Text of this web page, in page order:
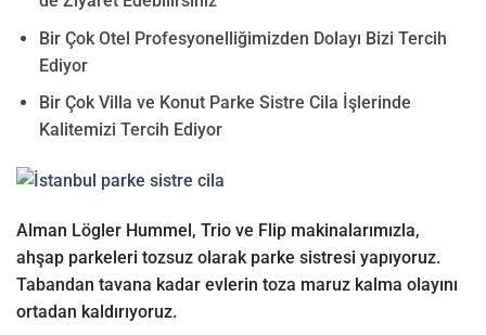
Bir Çok Otel Profesyonelliğimizden Dolayı Bizi Tercih
Ediyor
Bir Çok Villa ve Konut Parke Sistre Cila İşlerinde
Kalitemizi Tercih Ediyor
Alman Lögler Hummel, Trio ve Flip makinalarımızla,
ahşap parkeleri tozsuz olarak parke sistresi yapıyoruz.
Tabandan tavana kadar evlerin toza maruz kalma olayını
ortadan kaldırıyoruz.